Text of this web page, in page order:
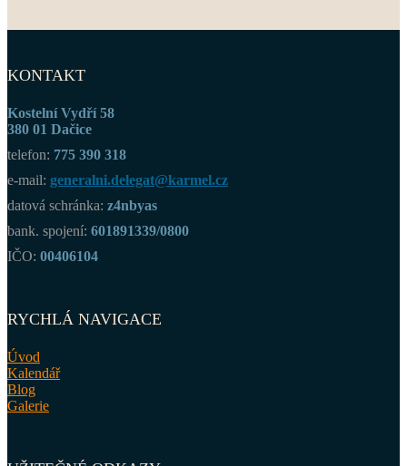
KONTAKT
Kostelní Vydří 58
380 01 Dačice
telefon: 775 390 318
e-mail: generalni.delegat@karmel.cz
datová schránka: z4nbyas
bank. spojení: 601891339/0800
IČO: 00406104
RYCHLÁ NAVIGACE
Úvod
Kalendář
Blog
Galerie